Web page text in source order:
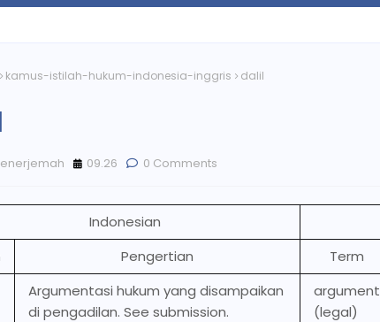
kamus-istilah-hukum-indonesia-inggris dalil
09.26 0 Comments
Indonesian
Pengertian Term
Argumentasi hukum yang disampaikan
di pengadilan. See submission.
argument
(legal)